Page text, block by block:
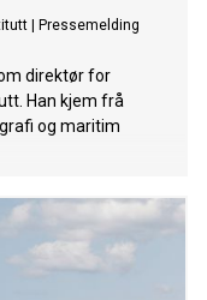
Pressemelding
direktør for
Han kjem frå
og maritim